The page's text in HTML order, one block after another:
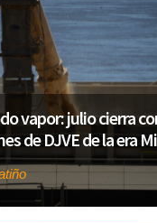
vapor: julio cierra
de DJVE de la era